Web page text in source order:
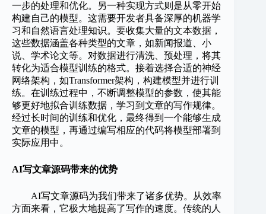
一步的处理和优化。另一种实现方式则是从零开始
构建自己的模型。这需要开发者具备深厚的机器学
习和自然语言处理知识。要收集大量的文本数据，
这些数据涵盖各种类型的文章，如新闻报道、小
说、学术论文等。对数据进行清洗、预处理，将其
转化为适合模型训练的格式。接着选择合适的神经
网络架构，如Transformer架构，构建模型并进行训
练。在训练过程中，不断调整模型的参数，使其能
够更好地拟合训练数据，学习到文章的写作规律。
经过长时间的训练和优化，最终得到一个能够生成
文章的模型，再通过编写相应的代码将模型部署到
实际应用中。
AI写文章源码带来的优势
AI写文章源码为我们带来了诸多优势。从效率
方面来看，它极大地提高了写作的速度。传统的人